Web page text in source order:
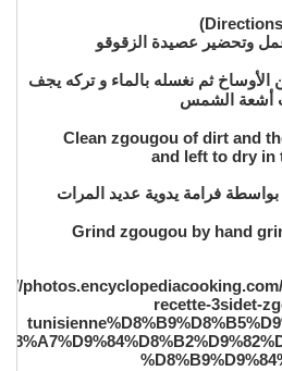
وتحضير عصيدة الزقوقو
الأوساخ ثم نغسله بالماء و تركه يجف
أشعة الشمس
Clean zgougou of dirt and
and left to dry in
Grind zgougou by hand